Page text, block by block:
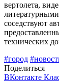
вертолета,
соседствуют
технических
#город
Поделиться
ВКонтакте